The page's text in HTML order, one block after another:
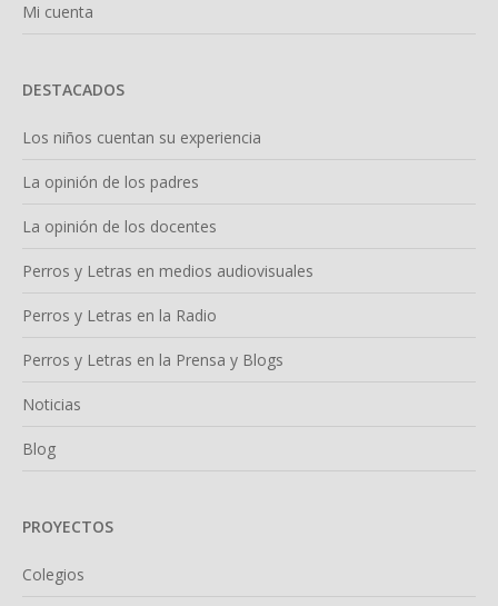
Mi cuenta
DESTACADOS
Los niños cuentan su experiencia
La opinión de los padres
La opinión de los docentes
Perros y Letras en medios audiovisuales
Perros y Letras en la Radio
Perros y Letras en la Prensa y Blogs
Noticias
Blog
PROYECTOS
Colegios